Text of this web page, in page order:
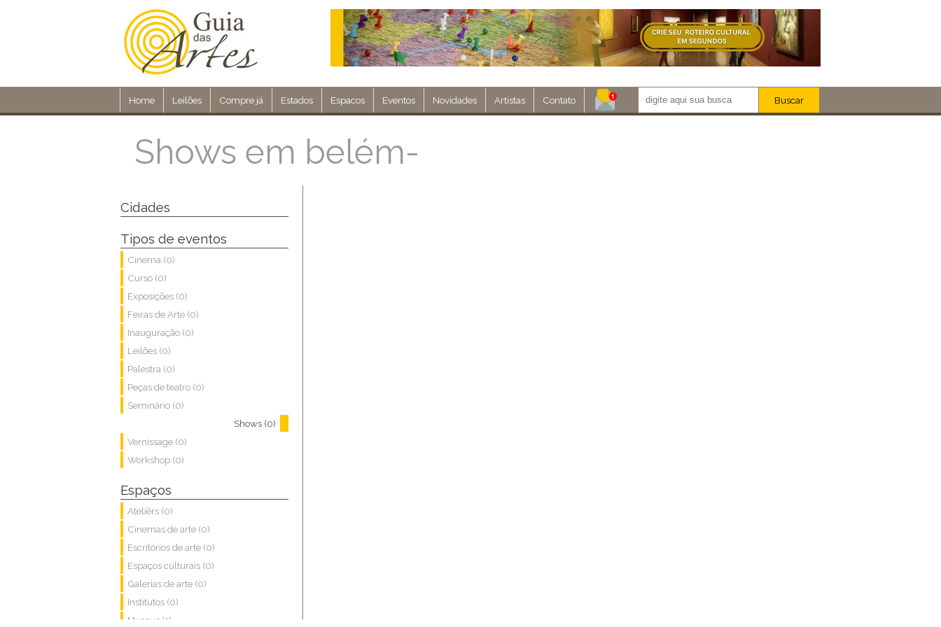
Home Leilões Compre já Estados Espacos Eventos Novidades Artistas Contato Buscar
Shows em belém-
Cidades
Tipos de eventos
Cinema (0)
Curso (0)
Exposições (0)
Feiras de Arte (0)
Inauguração (0)
Leilões (0)
Palestra (0)
Peças de teatro (0)
Seminário (0)
Shows (0)
Vernissage (0)
Workshop (0)
Espaços
Ateliêrs (0)
Cinemas de arte (0)
Escritórios de arte (0)
Espaços culturais (0)
Galerias de arte (0)
Institutos (0)
Museus (1)